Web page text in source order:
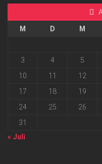
M D M
3
4 5
10
11 12
17
18 19
24
25 26
31
« Juli